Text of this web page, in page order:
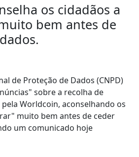
os cidadãos a
bem antes de
de Proteção de Dados (CNPD)
sobre a recolha de
Worldcoin, aconselhando os
muito bem antes de ceder
um comunicado hoje